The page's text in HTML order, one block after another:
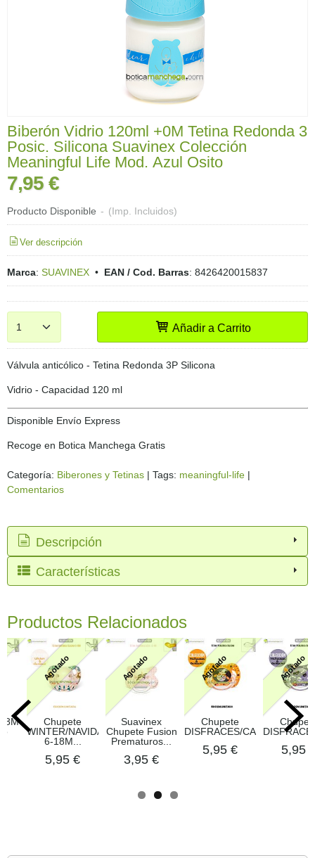
Biberón Vidrio 120ml +0M Tetina Redonda 3
Posic. Silicona Suavinex Colección
Meaningful Life Mod. Azul Osito
7,95 €
Producto Disponible - (Imp. Incluidos)
Ver descripción
Marca: SUAVINEX • EAN / Cod. Barras: 8426420015837
Añadir a Carrito
Válvula anticólico - Tetina Redonda 3P Silicona
Vidrio - Capacidad 120 ml
Disponible Envío Express
Recoge en Botica Manchega Gratis
Categoría: Biberones y Tetinas | Tags: meaningful-life |
Comentarios
Descripción
Características
Productos Relacionados
Agotado
Chupete
WINTER/NAVIDAD
6-18M...
5,95 €
Agotado
Suavinex
Chupete Fusion
Prematuros...
3,95 €
Agotado
Chupete
DISFRACES/CARNAVAL/
5,95 €
Agotado
Chupete
5,95 €